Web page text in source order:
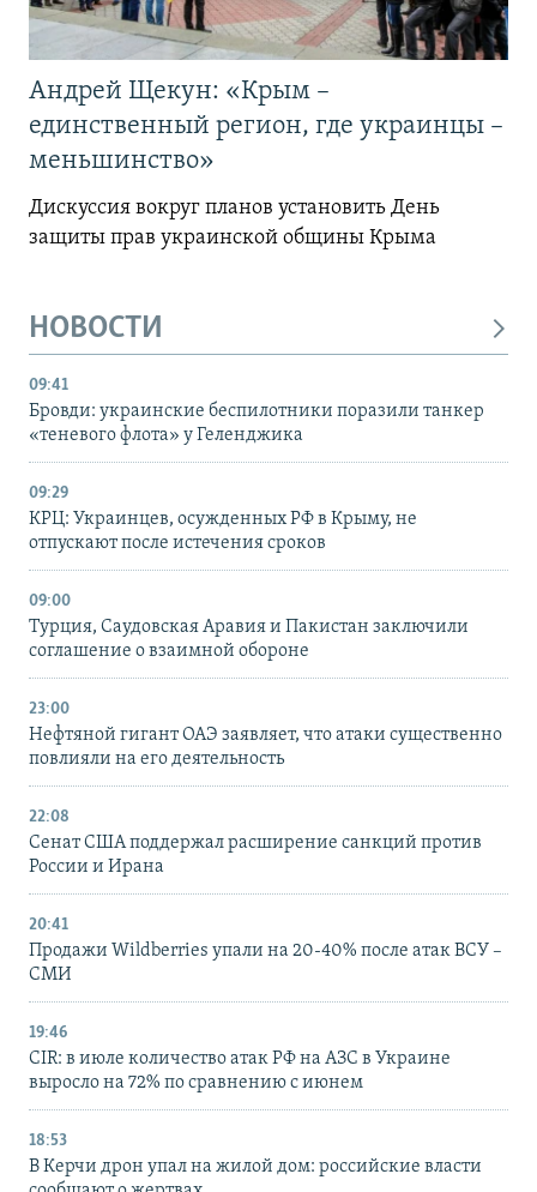
Андрей Щекун: «Крым –
единственный регион, где украинцы –
меньшинство»
Дискуссия вокруг планов установить День
защиты прав украинской общины Крыма
НОВОСТИ
09:41
Бровди: украинские беспилотники поразили танкер
«теневого флота» у Геленджика
09:29
КРЦ: Украинцев, осужденных РФ в Крыму, не
отпускают после истечения сроков
09:00
Турция, Саудовская Аравия и Пакистан заключили
соглашение о взаимной обороне
23:00
Нефтяной гигант ОАЭ заявляет, что атаки существенно
повлияли на его деятельность
22:08
Сенат США поддержал расширение санкций против
России и Ирана
20:41
Продажи Wildberries упали на 20-40% после атак ВСУ –
СМИ
19:46
CIR: в июле количество атак РФ на АЗС в Украине
выросло на 72% по сравнению с июнем
18:53
В Керчи дрон упал на жилой дом: российские власти